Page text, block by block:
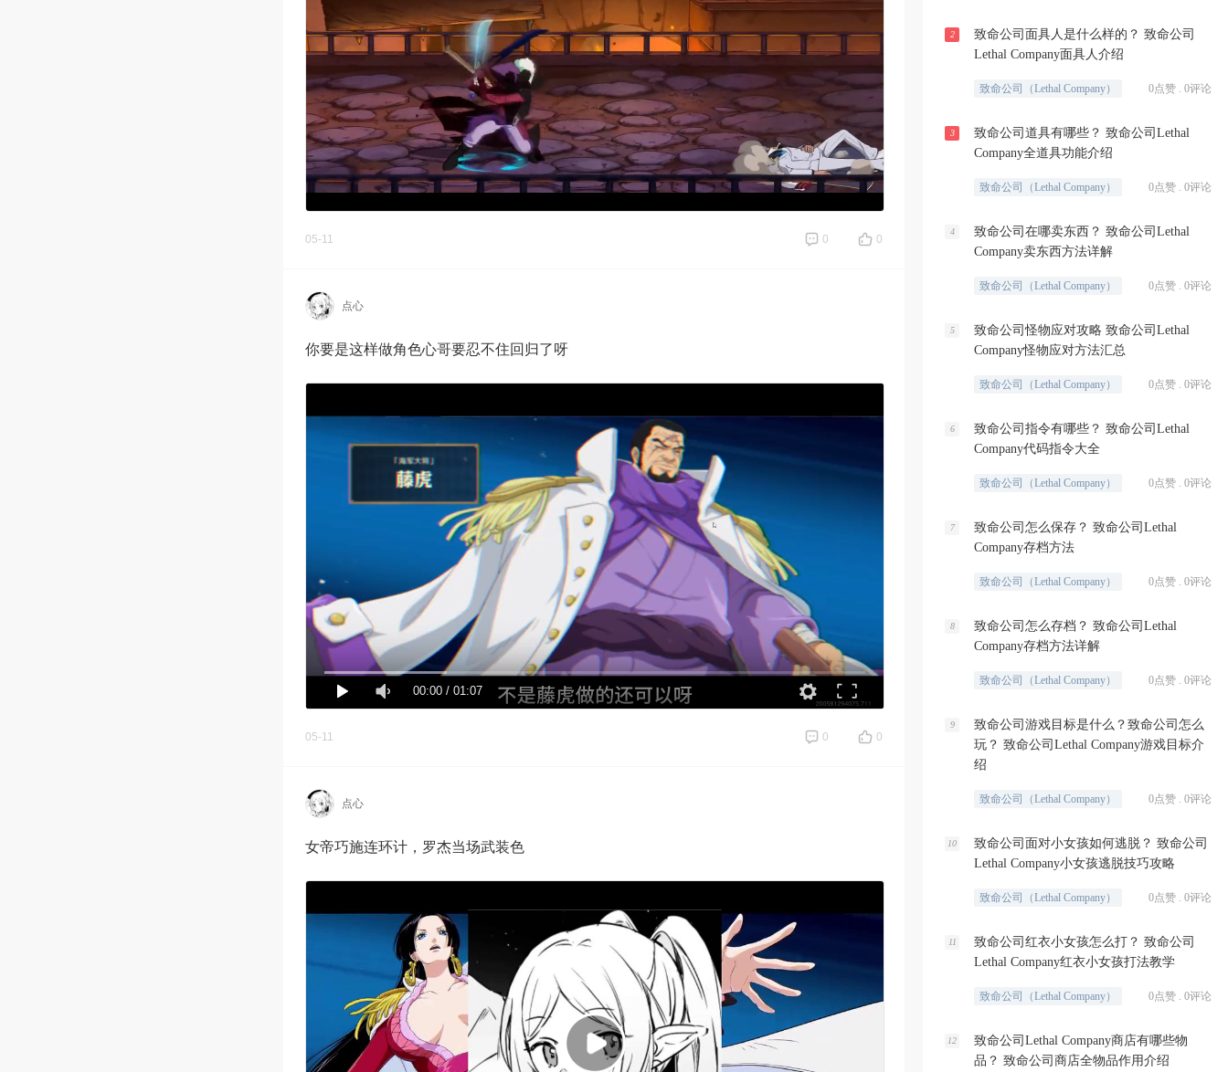
05-11 0 0
点心
你要是这样做角色心哥要忍不住回归了呀
00:00 / 01:07
05-11 0 0
点心
女帝巧施连环计，罗杰当场武装色
2
致命公司面具人是什么样的？ 致命公司
Lethal Company面具人介绍
致命公司（Lethal Company） 0点赞 . 0评论
3
致命公司道具有哪些？ 致命公司Lethal
Company全道具功能介绍
致命公司（Lethal Company） 0点赞 . 0评论
4
致命公司在哪卖东西？ 致命公司Lethal
Company卖东西方法详解
致命公司（Lethal Company） 0点赞 . 0评论
5
致命公司怪物应对攻略 致命公司Lethal
Company怪物应对方法汇总
致命公司（Lethal Company） 0点赞 . 0评论
6
致命公司指令有哪些？ 致命公司Lethal
Company代码指令大全
致命公司（Lethal Company） 0点赞 . 0评论
7
致命公司怎么保存？ 致命公司Lethal
Company存档方法
致命公司（Lethal Company） 0点赞 . 0评论
8
致命公司怎么存档？ 致命公司Lethal
Company存档方法详解
致命公司（Lethal Company） 0点赞 . 0评论
9
致命公司游戏目标是什么？致命公司怎么
玩？ 致命公司Lethal Company游戏目标介
绍
致命公司（Lethal Company） 0点赞 . 0评论
10
致命公司面对小女孩如何逃脱？ 致命公司
Lethal Company小女孩逃脱技巧攻略
致命公司（Lethal Company） 0点赞 . 0评论
11
致命公司红衣小女孩怎么打？ 致命公司
Lethal Company红衣小女孩打法教学
致命公司（Lethal Company） 0点赞 . 0评论
12
致命公司Lethal Company商店有哪些物
品？ 致命公司商店全物品作用介绍